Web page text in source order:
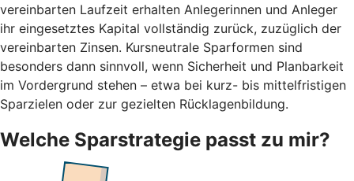
vereinbarten Laufzeit erhalten Anlegerinnen und Anleger
ihr eingesetztes Kapital vollständig zurück, zuzüglich der
vereinbarten Zinsen. Kursneutrale Sparformen sind
besonders dann sinnvoll, wenn Sicherheit und Planbarkeit
im Vordergrund stehen – etwa bei kurz- bis mittelfristigen
Sparzielen oder zur gezielten Rücklagenbildung.
Welche Sparstrategie passt zu mir?